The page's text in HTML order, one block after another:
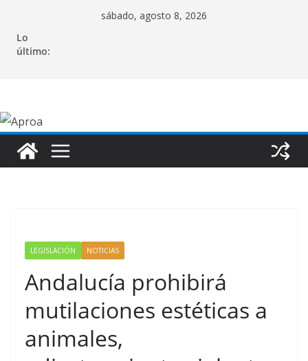
contenido
sábado, agosto 8, 2026
Lo
último:
LEGISLACIÓN NOTICIAS
Andalucía prohibirá
mutilaciones estéticas a
animales,